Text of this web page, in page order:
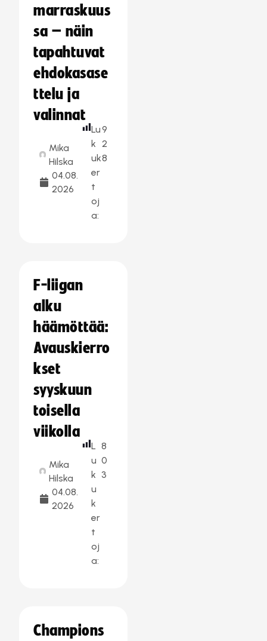
marraskuus
sa – näin
tapahtuvat
ehdokasase
ttelu ja
valinnat
Mika
Hilska
04.08.
2026
Lu
k
uk
er
t
oj
a:
9
2
8
F-liigan
alku
häämöttää:
Avauskierro
kset
syyskuun
toisella
viikolla
Mika
Hilska
04.08.
2026
L
u
k
u
k
er
t
oj
a:
8
0
3
Champions